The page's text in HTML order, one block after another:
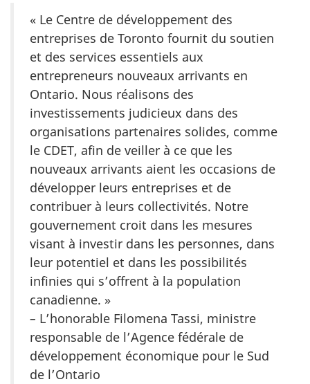
« Le Centre de développement des
entreprises de Toronto fournit du soutien
et des services essentiels aux
entrepreneurs nouveaux arrivants en
Ontario. Nous réalisons des
investissements judicieux dans des
organisations partenaires solides, comme
le CDET, afin de veiller à ce que les
nouveaux arrivants aient les occasions de
développer leurs entreprises et de
contribuer à leurs collectivités. Notre
gouvernement croit dans les mesures
visant à investir dans les personnes, dans
leur potentiel et dans les possibilités
infinies qui s’offrent à la population
canadienne. »
– L’honorable Filomena Tassi, ministre
responsable de l’Agence fédérale de
développement économique pour le Sud
de l’Ontario